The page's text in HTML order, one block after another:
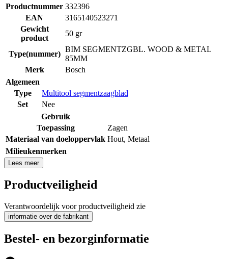
Productnummer 332396
EAN
3165140523271
Gewicht
product
50 gr
Type(nummer)
BIM SEGMENTZGBL. WOOD & METAL
85MM
Merk
Bosch
Algemeen
Type
Multitool segmentzaagblad
Set
Nee
Gebruik
Toepassing
Zagen
Materiaal van doeloppervlak Hout, Metaal
Milieukenmerken
Lees meer
Productveiligheid
Verantwoordelijk voor productveiligheid zie
informatie over de fabrikant
Bestel- en bezorginformatie